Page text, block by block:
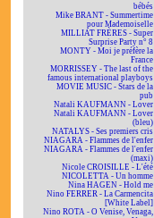
bébés
Mike BRANT - Summertime
pour Mademoiselle
MILLIAT FRÈRES - Super
Surprise Party n° 8
MONTY - Moi je préfère la
France
MORRISSEY - The last of the
famous international playboys
MOVIE MUSIC - Stars de la
pub
Natali KAUFMANN - Lover
Natali KAUFMANN - Lover
(bleu)
NATALYS - Ses premiers cris
NIAGARA - Flammes de l'enfer
NIAGARA - Flammes de l'enfer
(maxi)
Nicole CROISILLE - L'été
NICOLETTA - Un homme
Nina HAGEN - Hold me
Nino FERRER - La Carmencita
[White Label]
Nino ROTA - O Venise, Venaga,